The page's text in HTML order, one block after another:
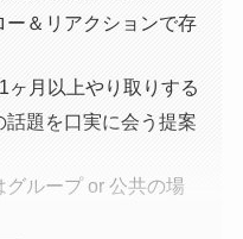
ー＆リアクションで存
ヶ月以上やり取りする
話題を口実に会う提案
グループ or 公共の場